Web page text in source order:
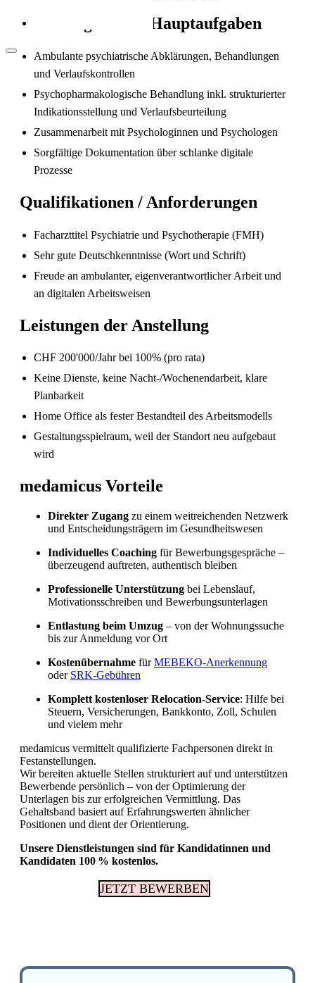
Arbeitsbedingungen in der Pflege in der
Gehalt
Schweiz im Jahr 2026
Sind in Deutschland ausgebildete
Pflegefachpersonen in der Schweiz bevorzugt?
Fachkräftemangel in Gesundheitsberufen 2026
Zuständigkeiten / Hauptaufgaben
Ambulante psychiatrische Abklärungen, Behandlungen
und Verlaufskontrollen
Psychopharmakologische Behandlung inkl. strukturierter
Indikationsstellung und Verlaufsbeurteilung
Zusammenarbeit mit Psychologinnen und Psychologen
Sorgfältige Dokumentation über schlanke digitale
Prozesse
Qualifikationen / Anforderungen
Facharzttitel Psychiatrie und Psychotherapie (FMH)
Sehr gute Deutschkenntnisse (Wort und Schrift)
Freude an ambulanter, eigenverantwortlicher Arbeit und
an digitalen Arbeitsweisen
Leistungen der Anstellung
CHF 200'000/Jahr bei 100% (pro rata)
Keine Dienste, keine Nacht-/Wochenendarbeit, klare
Planbarkeit
Home Office als fester Bestandteil des Arbeitsmodells
Gestaltungsspielraum, weil der Standort neu aufgebaut
wird
medamicus Vorteile
Direkter Zugang zu einem weitreichenden Netzwerk
und Entscheidungsträgern im Gesundheitswesen
Individuelles Coaching für Bewerbungsgespräche –
überzeugend auftreten, authentisch bleiben
Professionelle Unterstützung bei Lebenslauf,
Motivationsschreiben und Bewerbungsunterlagen
Entlastung beim Umzug – von der Wohnungssuche
bis zur Anmeldung vor Ort
Kostenübernahme fürMEBEKO-Anerkennung
oder SRK-Gebühren
Komplett kostenloser Relocation-Service: Hilfe bei
Steuern, Versicherungen, Bankkonto, Zoll, Schulen
und vielem mehr
medamicus vermittelt qualifizierte Fachpersonen direkt in
Festanstellungen.
Wir bereiten aktuelle Stellen strukturiert auf und unterstützen
Bewerbende persönlich – von der Optimierung der
Unterlagen bis zur erfolgreichen Vermittlung. Das
Gehaltsband basiert auf Erfahrungswerten ähnlicher
Positionen und dient der Orientierung.
Unsere Dienstleistungen sind für Kandidatinnen und
Kandidaten 100 % kostenlos.
JETZT BEWERBEN